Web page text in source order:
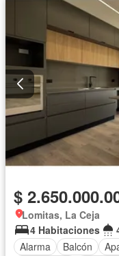
$
Lomitas, La Ceja
4 Habitaciones
Alarma
Balcón